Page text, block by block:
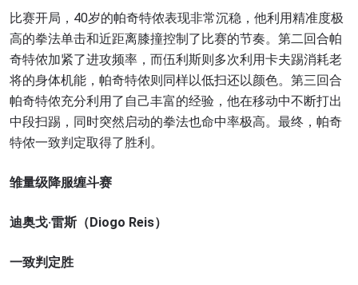
比赛开局，40岁的帕奇特侬表现非常沉稳，他利用精准度极
高的拳法单击和近距离膝撞控制了比赛的节奏。第二回合帕
奇特侬加紧了进攻频率，而伍利斯则多次利用卡夫踢消耗老
将的身体机能，帕奇特侬则同样以低扫还以颜色。第三回合
帕奇特侬充分利用了自己丰富的经验，他在移动中不断打出
中段扫踢，同时突然启动的拳法也命中率极高。最终，帕奇
特侬一致判定取得了胜利。
雏量级降服缠斗赛
迪奥戈·雷斯（Diogo Reis）
一致判定胜